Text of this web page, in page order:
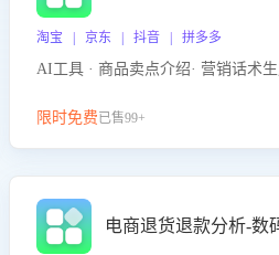
淘宝 | 京东 | 抖音 | 拼多多
AI工具 · 商品卖点介绍· 营销话术
限时免费已售99+
电商退货退款分析-数